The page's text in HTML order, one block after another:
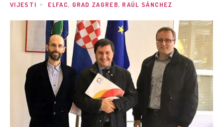
VIJESTI ELFAC, GRAD ZAGREB, RAÚL SÁNCHEZ